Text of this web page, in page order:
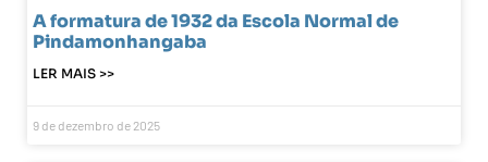
A formatura de 1932 da Escola Normal de
Pindamonhangaba
LER MAIS >>
9 de dezembro de 2025